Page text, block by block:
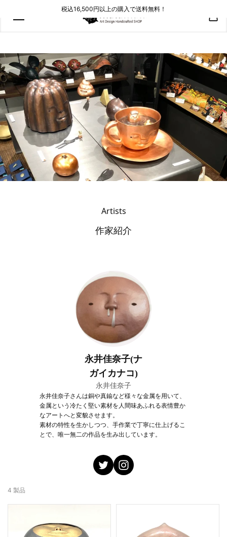
税込16,500円以上の購入で送料無料！
Artists
作家紹介
永井佳奈子(ナ
ガイカナコ)
永井佳奈子
永井佳奈子さんは銅や真鍮など様々な金属を用いて、
金属という冷たく堅い素材を人間味あふれる表情豊か
なアートへと変貌させます。
素材の特性を生かしつつ、手作業で丁寧に仕上げるこ
とで、唯一無二の作品を生み出しています。
4 製品